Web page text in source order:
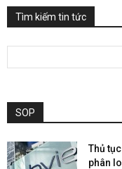
Tìm kiếm tin tức
SOP
Thủ
phân